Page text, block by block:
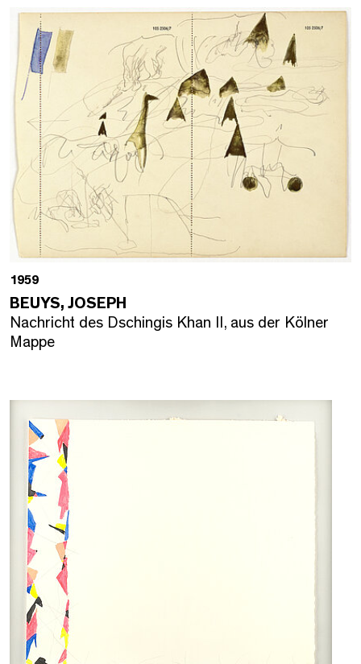
1959
BEUYS, JOSEPH
Nachricht des Dschingis Khan II, aus der Kölner
Mappe